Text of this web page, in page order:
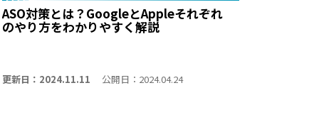
ASO対策とは？GoogleとAppleそれぞれ
のやり方をわかりやすく解説
更新日：2024.11.11 公開日：2024.04.24